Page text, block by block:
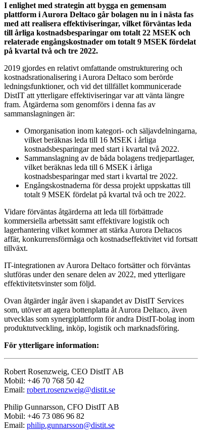
I enlighet med strategin att bygga en gemensam
plattform i Aurora Deltaco går bolagen nu in i nästa fas
med att realisera effektiviseringar, vilket förväntas leda
till årliga kostnadsbesparingar om totalt 22 MSEK och
relaterade engångskostnader om totalt 9 MSEK fördelat
på kvartal två och tre 2022.
2019 gjordes en relativt omfattande omstrukturering och
kostnadsrationalisering i Aurora Deltaco som berörde
ledningsfunktioner, och vid det tillfället kommunicerade
DistIT att ytterligare effektiviseringar var att vänta längre
fram. Åtgärderna som genomförs i denna fas av
sammanslagningen är:
Omorganisation inom kategori- och säljavdelningarna,
vilket beräknas leda till 16 MSEK i årliga
kostnadsbesparingar med start i kvartal två 2022.
Sammanslagning av de båda bolagens tredjepartlager,
vilket beräknas leda till 6 MSEK i årliga
kostnadsbesparingar med start i kvartal tre 2022.
Engångskostnaderna för dessa projekt uppskattas till
totalt 9 MSEK fördelat på kvartal två och tre 2022.
Vidare förväntas åtgärderna att leda till förbättrade
kommersiella arbetssätt samt effektivare logistik och
lagerhantering vilket kommer att stärka Aurora Deltacos
affär, konkurrensförmåga och kostnadseffektivitet vid fortsatt
tillväxt.
IT-integrationen av Aurora Deltaco fortsätter och förväntas
slutföras under den senare delen av 2022, med ytterligare
effektivitetsvinster som följd.
Ovan åtgärder ingår även i skapandet av DistIT Services
som, utöver att agera bottenplatta åt Aurora Deltaco, även
utvecklas som synergiplattform för andra DistIT-bolag inom
produktutveckling, inköp, logistik och marknadsföring.
För ytterligare information:
Robert Rosenzweig, CEO DistIT AB
Mobil: +46 70 768 50 42
Email: robert.rosenzweig@distit.se
Philip Gunnarsson, CFO DistIT AB
Mobil: +46 73 086 96 82
Email: philip.gunnarsson@distit.se